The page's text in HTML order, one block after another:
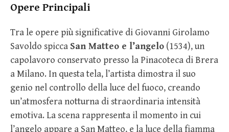
Opere Principali
Tra le opere più significative di Giovanni Girolamo
Savoldo spicca San Matteo e l’angelo (1534), un
capolavoro conservato presso la Pinacoteca di Brera
a Milano. In questa tela, l’artista dimostra il suo
genio nel controllo della luce del fuoco, creando
un’atmosfera notturna di straordinaria intensità
emotiva. La scena rappresenta il momento in cui
l’angelo appare a San Matteo, e la luce della fiamma